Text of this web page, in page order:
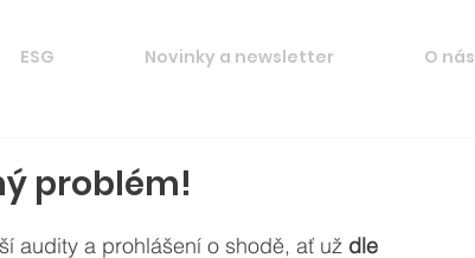
ESG Novinky a newsletter O nás
problém!
audity a prohlášení o shodě, ať už dle